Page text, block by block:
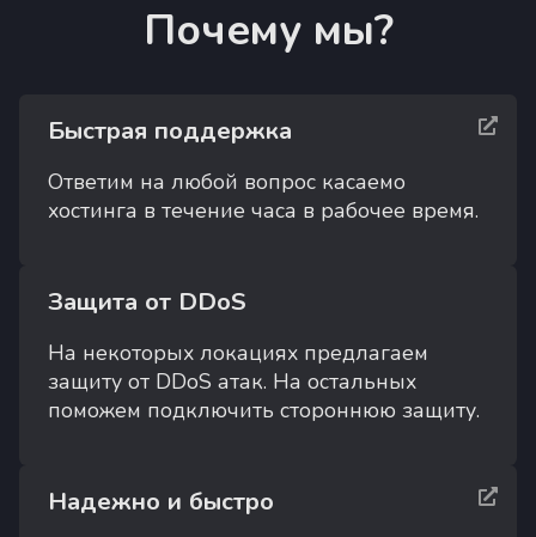
Почему мы?
Быстрая поддержка
Ответим на любой вопрос касаемо
хостинга в течение часа в рабочее время.
Защита от DDoS
На некоторых локациях предлагаем
защиту от DDoS атак. На остальных
поможем подключить стороннюю защиту.
Надежно и быстро